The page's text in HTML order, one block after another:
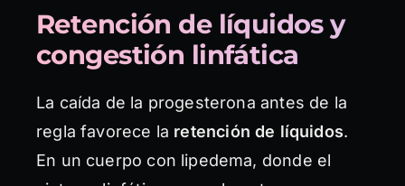
Retención de líquidos y
congestión linfática
La caída de la progesterona antes de la
regla favorece la retención de líquidos.
En un cuerpo con lipedema, donde el